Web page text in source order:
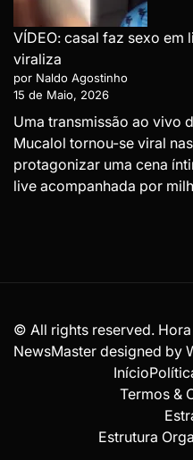
VÍDEO: casal faz sexo em
viraliza
por Naldo Agostinho
15 de Maio, 2026
Uma transmissão ao vivo
Mucalol tornou-se viral
protagonizar uma cena
live acompanhada por
© All rights reserved.
NewsMaster designed by
Início
Termos &
Estrutura